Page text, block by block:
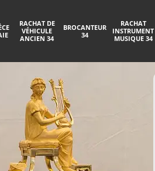
RACHAT DE
VÉHICULE
ANCIEN 34
BROCANTEUR
34
RACHAT
INSTRUMENT
MUSIQUE 34